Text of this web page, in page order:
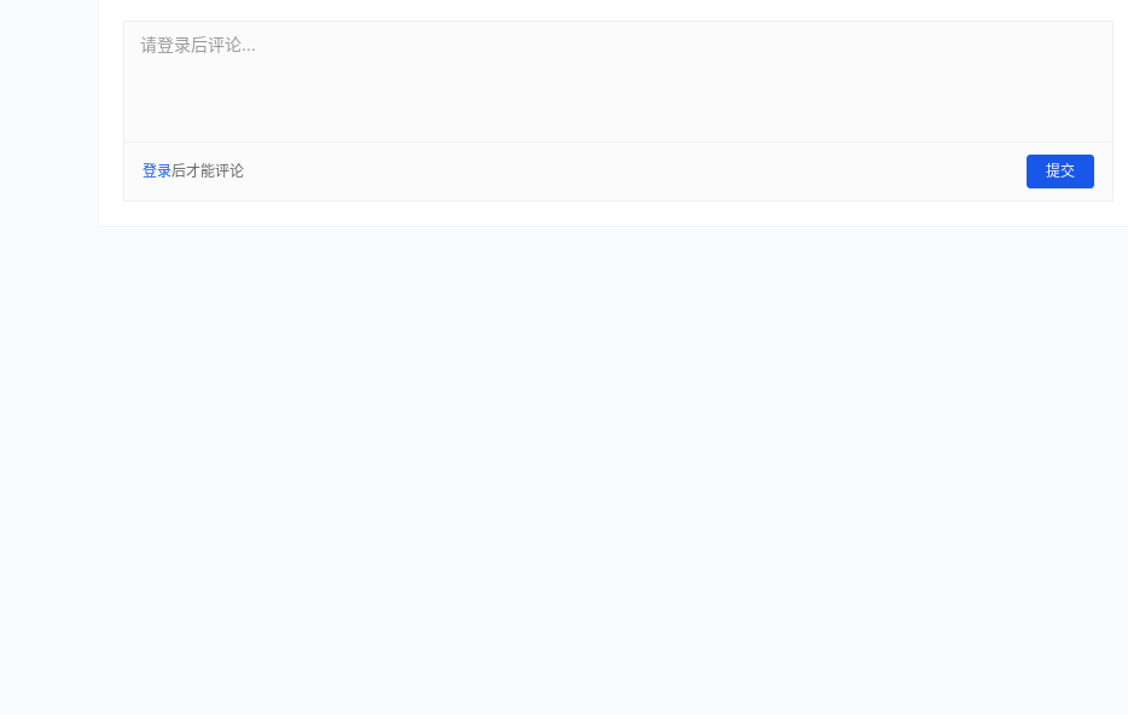
请登录后评论...
登录后才能评论 提交